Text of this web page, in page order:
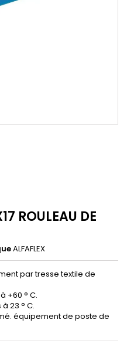
ROULEAU DE
ALFAFLEX
par tresse textile de
+60 ° C.
23 ° C.
équipement de poste de